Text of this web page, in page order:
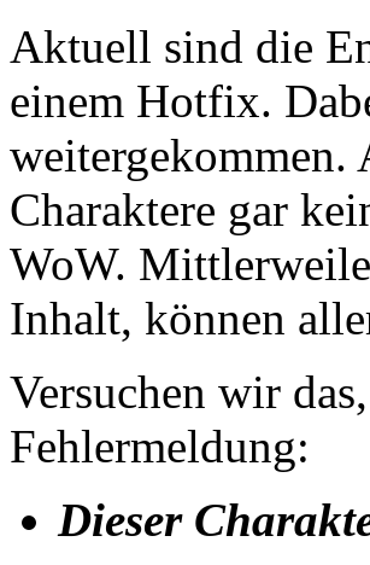
Aktuell sind die
einem Hotfix.
weitergekommen.
Charaktere gar
WoW.
Inhalt, können
Versuchen wir
Fehlermeldung:
Dieser